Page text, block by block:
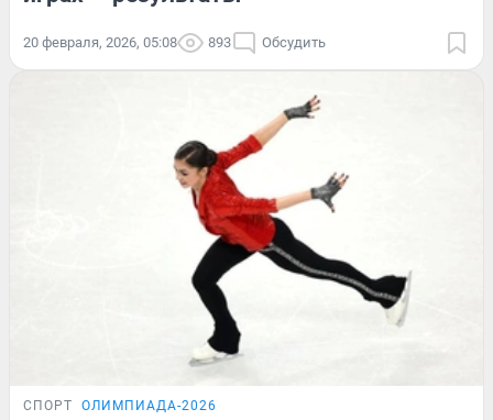
20 февраля, 2026, 05:08 893 Обсудить
СПОРТ ОЛИМПИАДА-2026